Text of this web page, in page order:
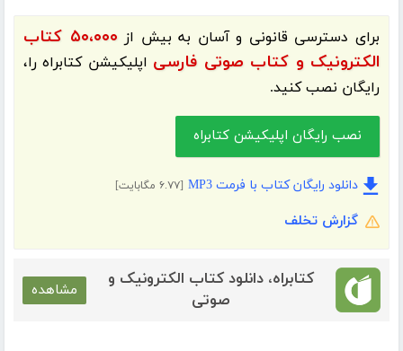
برای دسترسی قانونی و آسان به بیش از
۵۰،۰۰۰ کتاب
الکترونیک و کتاب صوتی فارسی اپلیکیشنکتابراهرا،
رایگان نصب کنید.
نصب رایگان اپلیکیشن کتابراه
دانلود رایگان کتاب با فرمت MP3 [۶.۷۷ مگابایت]
گزارش تخلف
کتابراه، دانلود کتاب الکترونیک و
صوتی
مشاهده